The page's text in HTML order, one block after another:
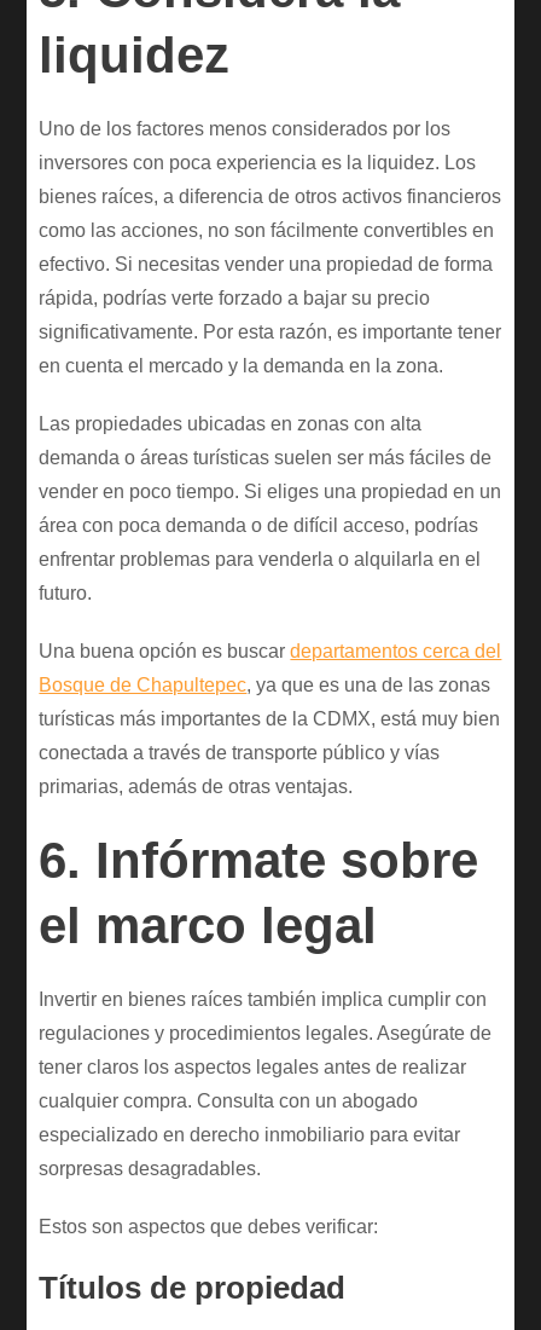
liquidez
Uno de los factores menos considerados por los
inversores con poca experiencia es la liquidez. Los
bienes raíces, a diferencia de otros activos financieros
como las acciones, no son fácilmente convertibles en
efectivo. Si necesitas vender una propiedad de forma
rápida, podrías verte forzado a bajar su precio
significativamente. Por esta razón, es importante tener
en cuenta el mercado y la demanda en la zona.
Las propiedades ubicadas en zonas con alta
demanda o áreas turísticas suelen ser más fáciles de
vender en poco tiempo. Si eliges una propiedad en un
área con poca demanda o de difícil acceso, podrías
enfrentar problemas para venderla o alquilarla en el
futuro.
Una buena opción es buscardepartamentos cerca del
Bosque de Chapultepec, ya que es una de las zonas
turísticas más importantes de la CDMX, está muy bien
conectada a través de transporte público y vías
primarias, además de otras ventajas.
6. Infórmate sobre
el marco legal
Invertir en bienes raíces también implica cumplir con
regulaciones y procedimientos legales. Asegúrate de
tener claros los aspectos legales antes de realizar
cualquier compra. Consulta con un abogado
especializado en derecho inmobiliario para evitar
sorpresas desagradables.
Estos son aspectos que debes verificar:
Títulos de propiedad